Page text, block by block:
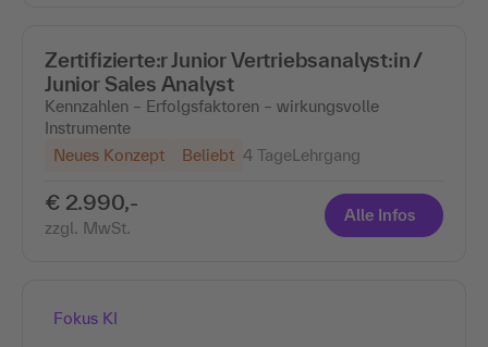
Zertifizierte:r Junior Vertriebsanalyst:in /
Junior Sales Analyst
Kennzahlen – Erfolgsfaktoren – wirkungsvolle
Instrumente
Neues Konzept
Beliebt 4 TageLehrgang
€ 2.990,-
zzgl. MwSt.
Alle Infos
Fokus KI